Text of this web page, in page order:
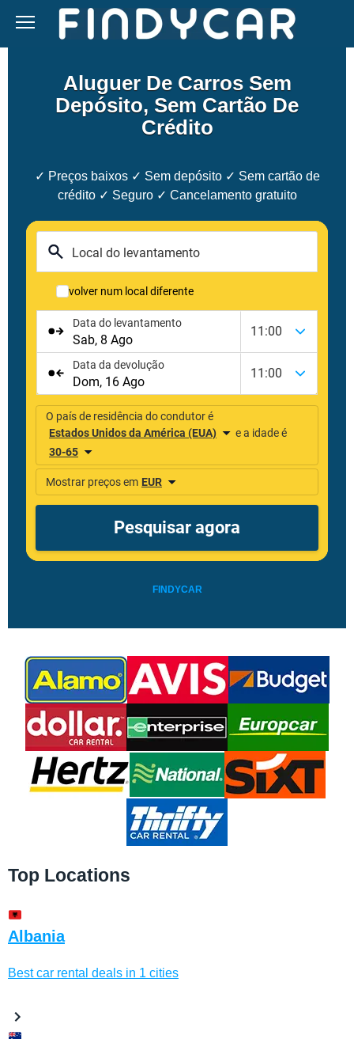
content
Aluguer De Carros Sem
Depósito, Sem Cartão De
Crédito
✓ Preços baixos ✓ Sem depósito ✓ Sem cartão de
crédito ✓ Seguro ✓ Cancelamento gratuito
FINDYCAR
Top Locations
Albania
Best car rental deals in 1 cities